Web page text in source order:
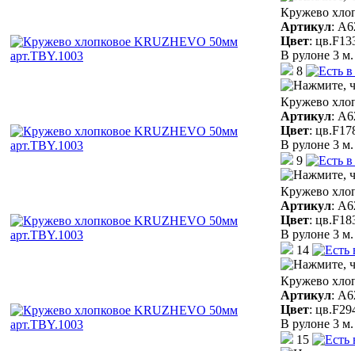
Кружево
Артикул:
Цвет:
В рулоне 3 м.
8
Кружево
Артикул:
Цвет:
В рулоне 3 м.
9
Кружево
Артикул:
Цвет:
В рулоне 3 м.
14
Кружево
Артикул:
Цвет:
В рулоне 3 м.
15